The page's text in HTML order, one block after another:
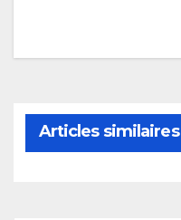
l’article
Articles similaires